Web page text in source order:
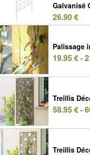
Galvanisé
26.90 €
Palissage
19.95 € -
Treillis
58.95 € -
Treillis